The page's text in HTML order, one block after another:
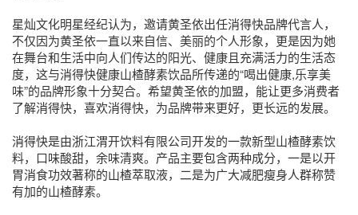
星灿文化明星经纪认为，邀请黄圣依出任消得快品牌代言人，
不仅因为黄圣依一直以来自信、美丽的个人形象，更是因为她
在舞台和生活中向人们传达的阳光、健康且充满活力的生活态
度，这与消得快健康山楂酵素饮品所传递的“喝出健康,乐享美
味”的品牌形象十分契合。希望黄圣依的加盟，能让更多消费者
了解消得快，喜欢消得快，为品牌带来更好，更长远的发展。
消得快是由浙江渭开饮料有限公司开发的一款新型山楂酵素饮
料，口味酸甜，余味清爽。产品主要包含两种成分，一是以开
胃消食功效著称的山楂萃取液，二是为广大减肥瘦身人群称赞
有加的山楂酵素。